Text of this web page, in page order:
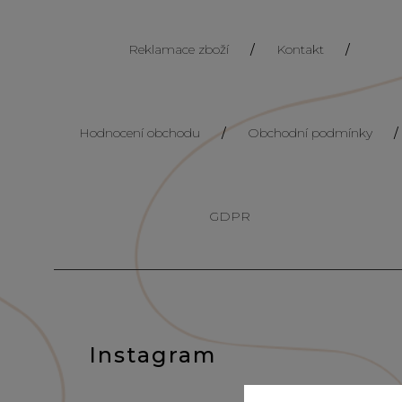
Instagram
Reklamace zboží / Kontakt /
Hodnocení obchodu / Obchodní podmínky /
GDPR